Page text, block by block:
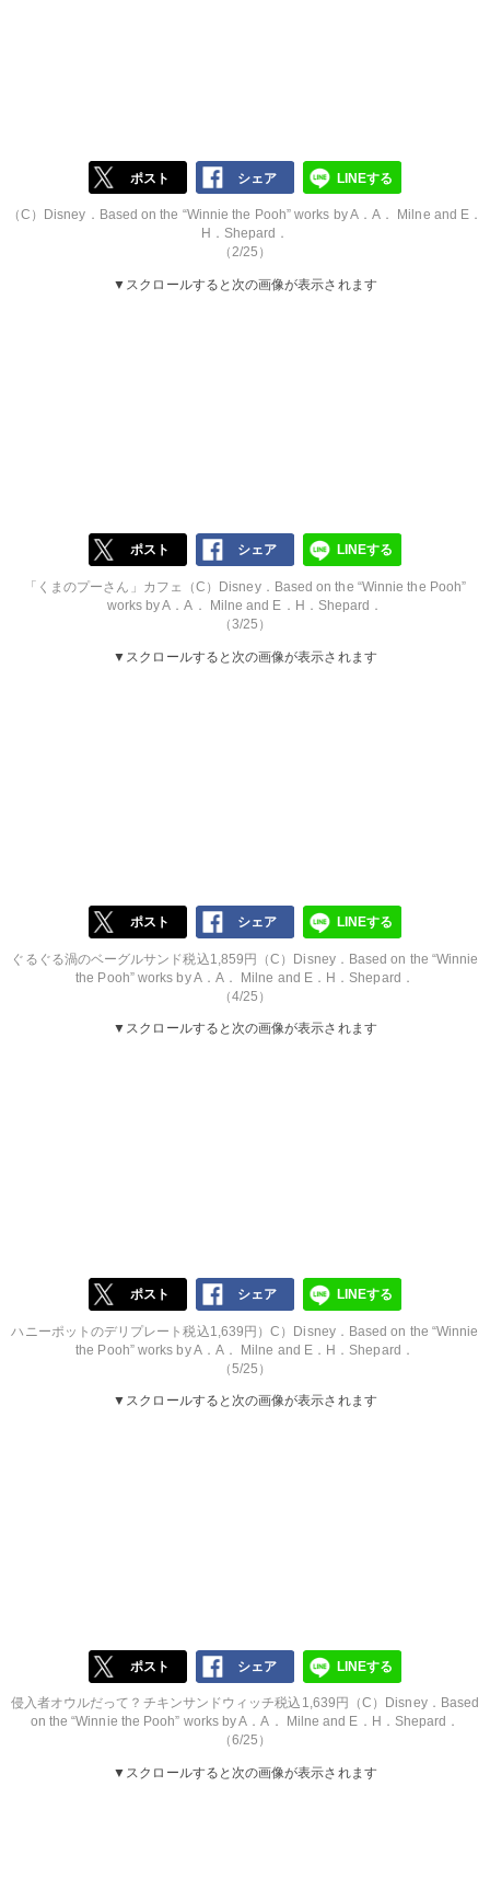
ポスト シェア LINEする
（C）Disney．Based on the “Winnie the Pooh” works by A．A． Milne and E．
H．Shepard．
（2/25）
▼スクロールすると次の画像が表示されます
ポスト シェア LINEする
「くまのプーさん」カフェ（C）Disney．Based on the “Winnie the Pooh”
works by A．A． Milne and E．H．Shepard．
（3/25）
▼スクロールすると次の画像が表示されます
ポスト シェア LINEする
ぐるぐる渦のベーグルサンド税込1,859円（C）Disney．Based on the “Winnie
the Pooh” works by A．A． Milne and E．H．Shepard．
（4/25）
▼スクロールすると次の画像が表示されます
ポスト シェア LINEする
ハニーポットのデリプレート税込1,639円）C）Disney．Based on the “Winnie
the Pooh” works by A．A． Milne and E．H．Shepard．
（5/25）
▼スクロールすると次の画像が表示されます
ポスト シェア LINEする
侵入者オウルだって？チキンサンドウィッチ税込1,639円（C）Disney．Based
on the “Winnie the Pooh” works by A．A． Milne and E．H．Shepard．
（6/25）
▼スクロールすると次の画像が表示されます